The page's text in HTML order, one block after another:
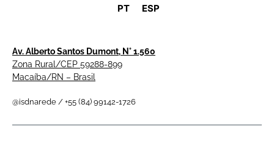
PT ESP
Av. Alberto Santos Dumont, N° 1.560
Zona Rural/CEP 59288-899
Macaíba/RN – Brasil
@isdnarede / +55 (84) 99142-1726